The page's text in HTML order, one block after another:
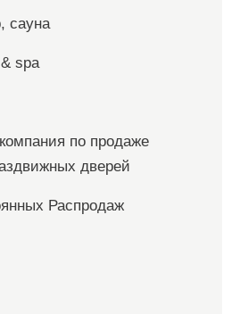
сауна
spa
по продаже
дверей
Распродаж